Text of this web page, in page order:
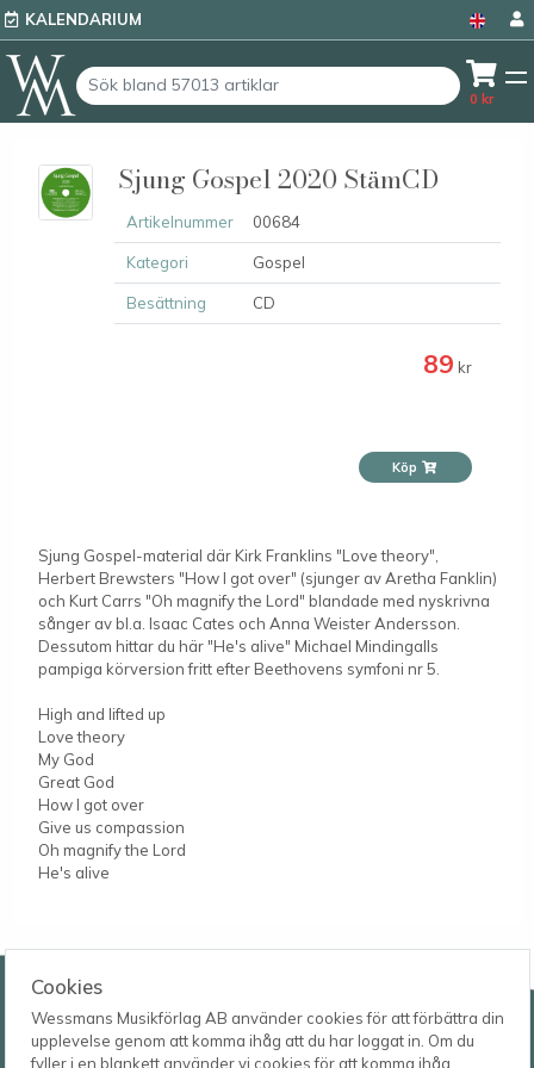
KALENDARIUM
0 kr
Cookies
Wessmans Musikförlag AB använder cookies för att förbättra din
upplevelse genom att komma ihåg att du har loggat in. Om du
fyller i en blankett använder vi cookies för att komma ihåg
Sjung Gospel 2020 StämCD
Artikelnummer 00684
Kategori Gospel
Besättning CD
89 kr
Köp
Sjung Gospel-material där Kirk Franklins "Love theory",
Herbert Brewsters "How I got over" (sjunger av Aretha Fanklin)
och Kurt Carrs "Oh magnify the Lord" blandade med nyskrivna
sånger av bl.a. Isaac Cates och Anna Weister Andersson.
Dessutom hittar du här "He's alive" Michael Mindingalls
pampiga körversion fritt efter Beethovens symfoni nr 5.
High and lifted up
Love theory
My God
Great God
How I got over
Give us compassion
Oh magnify the Lord
He's alive
Wessmans Musikförlag AB
Leverans- och besöksadress
Bingebygatan 11 B